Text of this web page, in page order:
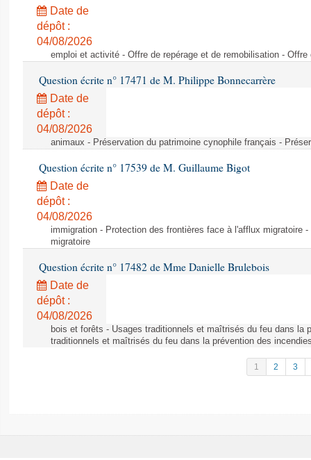
Date de
dépôt :
04/08/2026
emploi et activité - Offre de repérage et de remobilisation -
Question écrite n° 17471 de M. Philippe Bonnecarrère
Date de
dépôt :
04/08/2026
animaux - Préservation du patrimoine cynophile français -
Question écrite n° 17539 de M. Guillaume Bigot
Date de
dépôt :
04/08/2026
immigration - Protection des frontières face à l'afflux migratoire
migratoire
Question écrite n° 17482 de Mme Danielle Brulebois
Date de
dépôt :
04/08/2026
bois et forêts - Usages traditionnels et maîtrisés du feu dans la
traditionnels et maîtrisés du feu dans la prévention des
1 2 3